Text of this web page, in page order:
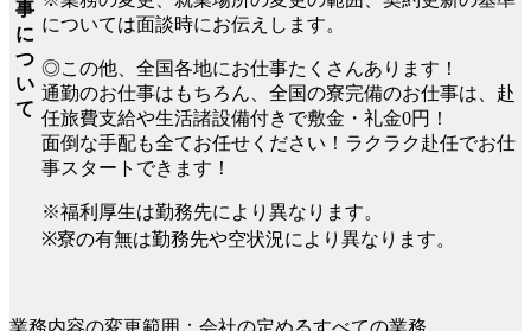
事
に
つ
い
て
については面談時にお伝えします。
◎この他、全国各地にお仕事たくさんあります！
通勤のお仕事はもちろん、全国の寮完備のお仕事は、赴
任旅費支給や生活諸設備付きで敷金・礼金0円！
面倒な手配も全てお任せください！ラクラク赴任でお仕
事スタートできます！
※福利厚生は勤務先により異なります。
※寮の有無は勤務先や空状況により異なります。
業務内容の変更範囲：会社の定めるすべての業務